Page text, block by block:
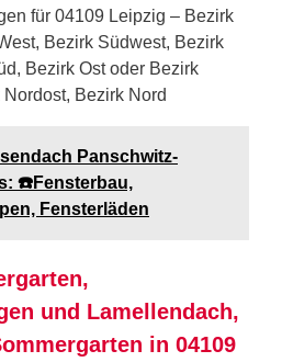
für 04109 Leipzig – Bezirk
Bezirk Südwest, Bezirk
Bezirk Ost oder Bezirk
Bezirk Nord
Panschwitz-
☎️Fensterbau,
Fensterläden
und Lamellendach,
in 04109